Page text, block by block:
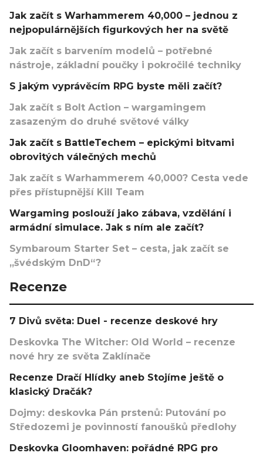
Jak začít s Warhammerem 40,000 – jednou z
nejpopulárnějších figurkových her na světě
Jak začít s barvením modelů – potřebné
nástroje, základní poučky i pokročilé techniky
S jakým vyprávěcím RPG byste měli začít?
Jak začít s Bolt Action – wargamingem
zasazeným do druhé světové války
Jak začít s BattleTechem – epickými bitvami
obrovitých válečných mechů
Jak začít s Warhammerem 40,000? Cesta vede
přes přístupnější Kill Team
Wargaming poslouží jako zábava, vzdělání i
armádní simulace. Jak s ním ale začít?
Symbaroum Starter Set – cesta, jak začít se
„švédským DnD“?
Recenze
7 Divů světa: Duel - recenze deskové hry
Deskovka The Witcher: Old World – recenze
nové hry ze světa Zaklínače
Recenze Dračí Hlídky aneb Stojíme ještě o
klasický Dračák?
Dojmy: deskovka Pán prstenů: Putování po
Středozemi je povinností fanoušků předlohy
Deskovka Gloomhaven: pořádné RPG pro